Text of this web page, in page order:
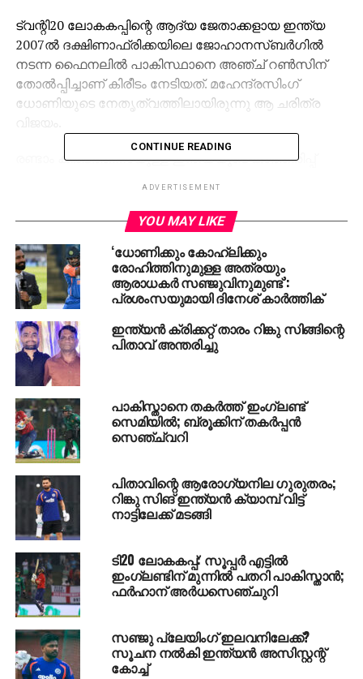
ട്വന്റി20 ലോകകപ്പിന്റെ ആദ്യ ജേതാക്കളായ ഇന്ത്യ
2007ല്‍ ദക്ഷിണാഫ്രിക്കയിലെ ജോഹാനസ്ബര്‍ഗില്‍
നടന്ന ഫൈനലില്‍ പാകിസ്ഥാനെ അഞ്ച് റണ്‍സിന്
തോല്‍പ്പിച്ചാണ് കിരീടം നേടിയത്. മഹേന്ദ്രസിംഗ്
ധോണിയുടെ നേതൃത്വത്തിലായിരുന്നു ആ ചരിത്ര
രണ്ടാം കിരീടത്തിനായുള്ള ഇന്ത്യയുടെ കാത്തിരിപ്പ്
ദക്ഷിണാഫ്രിക്കയെ ഏഴ് വിക്കറ്റിന് തോല്‍പ്പിച്ചാണ്
രോഹിത് ശര്‍മയുടെ ഇന്ത്യ വീണ്ടും കിരീടം
സ്വന്തമാക്കിയത്.
അതേസമയം 2014ല്‍ ശ്രീലങ്കയോട് ഫൈനലില്‍ തോറ്റ
ചരിത്രവും ഇന്ത്യക്കുണ്ട്. ന്യൂസീലന്‍ഡാകട്ടെ 2021ല്‍
നടന്ന ഫൈനലില്‍ ഓസ്‌ട്രേലിയയോട്
പരാജയപ്പെട്ടിരുന്നു. ഇന്ന് ആര് ജയിച്ചാലും പുതിയൊരു
ചരിത്രം പിറക്കും. ഇന്ത്യ ജയിച്ചാല്‍ ട്വന്റി20 ലോകകപ്പ്
മൂന്നു തവണ നേടുന്ന ആദ്യ ടീമായി മാറും.
ന്യൂസീലന്‍ഡ് വിജയിച്ചാല്‍ ട്വന്റി20 ലോകകപ്പിന്
പുതിയൊരു ജേതാവിനെ ലോകം കാണും.
RELATED TOPICS: CRICKET INDIANEWZLAND
T20
WORLDCUP
DON'T MISS
കല്ലുമ്മക്കായ നിറച്ചത്
CONTINUE READING
ADVERTISEMENT
YOU MAY LIKE
‘ധോണിക്കും കോഹ്‌ലിക്കും
രോഹിത്തിനുമുള്ള അത്രയും
ആരാധകര്‍ സഞ്ജുവിനുമുണ്ട്’:
പ്രശംസയുമായി ദിനേശ് കാര്‍ത്തിക്
ഇന്ത്യന്‍ ക്രിക്കറ്റ് താരം റിങ്കു സിങ്ങിന്റെ
പിതാവ് അന്തരിച്ചു
പാകിസ്താനെ തകര്‍ത്ത് ഇംഗ്ലണ്ട്
സെമിയില്‍; ബ്രൂക്കിന് തകര്‍പ്പന്‍
സെഞ്ച്വറി
പിതാവിന്റെ ആരോഗ്യനില ഗുരുതരം;
റിങ്കു സിങ് ഇന്ത്യന്‍ ക്യാമ്പ് വിട്ട്
നാട്ടിലേക്ക് മടങ്ങി
ടി20 ലോകകപ്പ്: സൂപ്പര്‍ എട്ടില്‍
ഇംഗ്ലണ്ടിന് മുന്നില്‍ പതറി പാകിസ്താന്‍;
ഫര്‍ഹാന് അര്‍ധസെഞ്ചുറി
സഞ്ജു പ്ലേയിംഗ് ഇലവനിലേക്ക്?
സൂചന നല്‍കി ഇന്ത്യന്‍ അസിസ്റ്റന്റ്
കോച്ച്